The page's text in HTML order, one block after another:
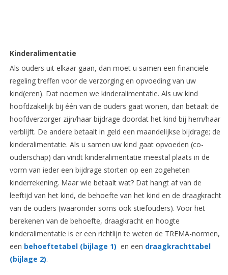
Kinderalimentatie
Als ouders uit elkaar gaan, dan moet u samen een financiële
regeling treffen voor de verzorging en opvoeding van uw
kind(eren). Dat noemen we kinderalimentatie. Als uw kind
hoofdzakelijk bij één van de ouders gaat wonen, dan betaalt de
hoofdverzorger zijn/haar bijdrage doordat het kind bij hem/haar
verblijft. De andere betaalt in geld een maandelijkse bijdrage; de
kinderalimentatie. Als u samen uw kind gaat opvoeden (co-
ouderschap) dan vindt kinderalimentatie meestal plaats in de
vorm van ieder een bijdrage storten op een zogeheten
kinderrekening. Maar wie betaalt wat? Dat hangt af van de
leeftijd van het kind, de behoefte van het kind en de draagkracht
van de ouders (waaronder soms ook stiefouders). Voor het
berekenen van de behoefte, draagkracht en hoogte
kinderalimentatie is er een richtlijn te weten de TREMA-normen,
een behoeftetabel (bijlage 1) en een draagkrachttabel
(bijlage 2).